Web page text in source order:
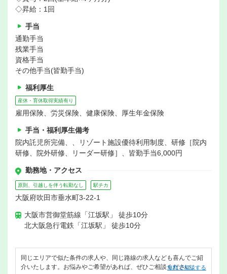
◇昇給：1回
手当
通勤手当
残業手当
資格手当
その他手当(皆勤手当)
福利厚生
産休・育休取得実績有り
雇用保険、労災保険、健康保険、厚生年金保険
手当・福利厚生備考
院内託児所完備、、リゾート施設優待利用制度、研修［院内
研修、院外研修、リーダー研修］、皆勤手当6,000円
勤務地・アクセス
原則、引越しを伴う転勤なし 駅チカ
大阪府吹田市垂水町3-22-1
大阪市営御堂筋線「江坂駅」 徒歩10分
北大阪急行電鉄「江坂駅」 徒歩10分
同じエリアで似た条件の求人や、同じ路線の求人なども喜んでご紹
介いたします。お悩みやご希望があれば、ぜひご相談ください。
無料で相談する